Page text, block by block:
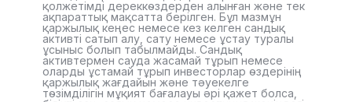
қолжетімді дереккөздерден алынған және тек
ақпараттық мақсатта берілген. Бұл мазмұн
қаржылық кеңес немесе кез келген сандық
активті сатып алу, сату немесе ұстау туралы
ұсыныс болып табылмайды. Сандық
активтермен сауда жасамай тұрып немесе
оларды ұстамай тұрып инвесторлар өздерінің
қаржылық жағдайын және тәуекелге
төзімділігін мұқият бағалауы әрі қажет болса,